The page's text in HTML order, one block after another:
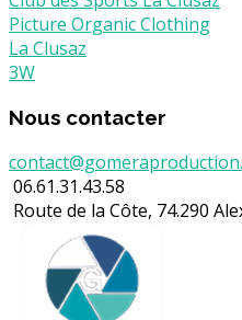
Picture Organic Clothing
La Clusaz
3W
Nous contacter
06.61.31.43.58
Route de la Côte, 74.290